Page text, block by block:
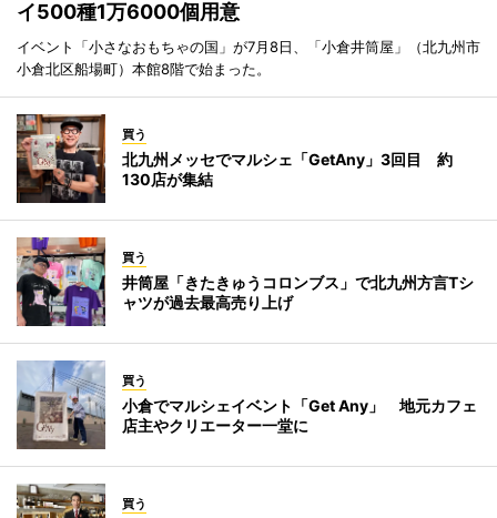
イ500種1万6000個用意
イベント「小さなおもちゃの国」が7月8日、「小倉井筒屋」（北九州市
小倉北区船場町）本館8階で始まった。
買う
北九州メッセでマルシェ「GetAny」3回目 約
130店が集結
買う
井筒屋「きたきゅうコロンブス」で北九州方言Tシ
ャツが過去最高売り上げ
買う
小倉でマルシェイベント「Get Any」 地元カフェ
店主やクリエーター一堂に
買う